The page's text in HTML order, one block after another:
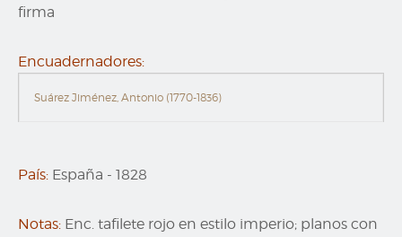
firma
Encuadernadores:
Suárez Jiménez, Antonio (1770-1836)
País: España - 1828
Notas: Enc. tafilete rojo en estilo imperio; planos con